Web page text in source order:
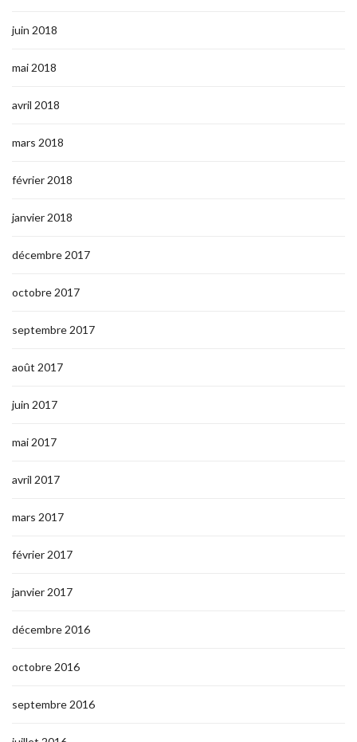
juin 2018
mai 2018
avril 2018
mars 2018
février 2018
janvier 2018
décembre 2017
octobre 2017
septembre 2017
août 2017
juin 2017
mai 2017
avril 2017
mars 2017
février 2017
janvier 2017
décembre 2016
octobre 2016
septembre 2016